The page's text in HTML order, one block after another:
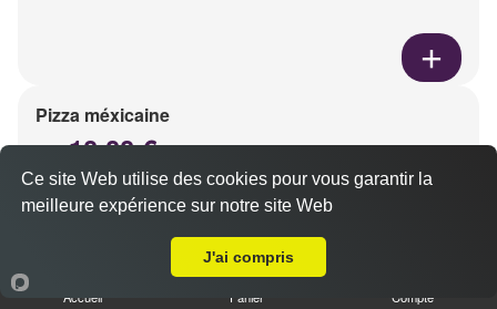
Pizza méxicaine
10.00 €
Base sauce barbecue, fromage, viande hachée,
Accueil Panier Compte
Ce site Web utilise des cookies pour vous garantir la
meilleure expérience sur notre site Web
J'ai compris